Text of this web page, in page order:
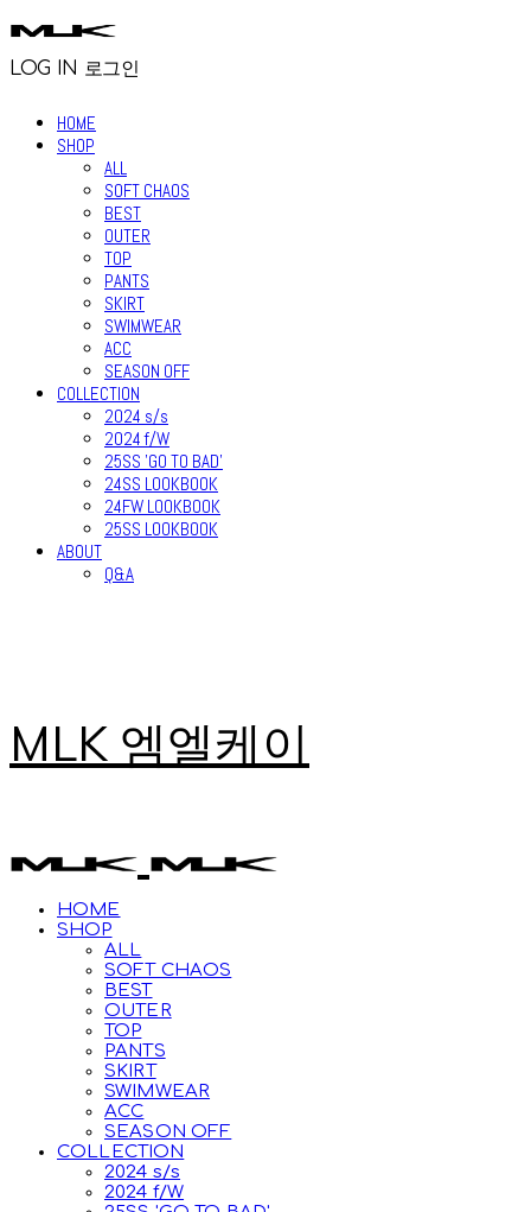
LOG IN 로그인
HOME
SHOP
ALL
SOFT CHAOS
BEST
OUTER
TOP
PANTS
SKIRT
SWIMWEAR
ACC
SEASON OFF
COLLECTION
2024 s/s
2024 f/W
25SS 'GO TO BAD'
24SS LOOKBOOK
24FW LOOKBOOK
25SS LOOKBOOK
ABOUT
Q&A
MLK 엠엘케이
HOME
SHOP
ALL
SOFT CHAOS
BEST
OUTER
TOP
PANTS
SKIRT
SWIMWEAR
ACC
SEASON OFF
COLLECTION
2024 s/s
2024 f/W